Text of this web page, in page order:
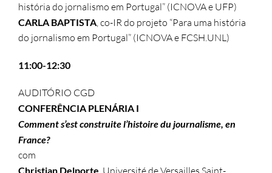
história do jornalismo em Portugal” (ICNOVA e UFP)
CARLA BAPTISTA, co-IR do projeto “Para uma história
do jornalismo em Portugal” (ICNOVA e FCSH.UNL)
11:00-12:30
AUDITÓRIO CGD
CONFERÊNCIA PLENÁRIA I
Comment s’est construite l’histoire du journalisme, en
France?
com
Christian Delporte, Université de Versailles Saint-